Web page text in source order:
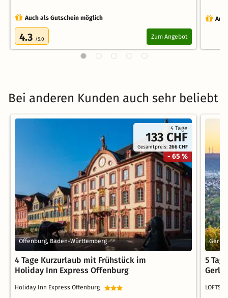
Auch als Gutschein möglich
4.3 /5.0 Zum Angebot
Bei anderen Kunden auch sehr beliebt
4 Tage
133 CHF
Gesamtpreis:266 CHF
- 65 %
Offenburg, Baden-Württemberg
4 Tage Kurzurlaub mit Frühstück im
Holiday Inn Express Offenburg
Holiday Inn Express Offenburg
5